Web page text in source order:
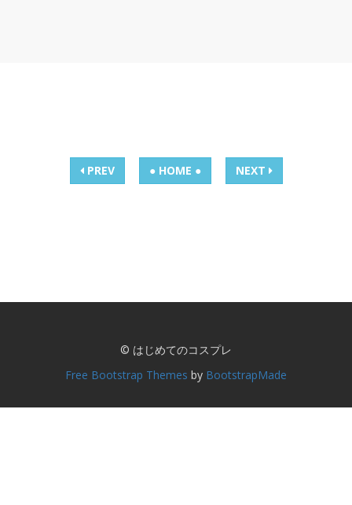
PREV ● HOME ● NEXT
© はじめてのコスプレ
Free Bootstrap Themes by BootstrapMade